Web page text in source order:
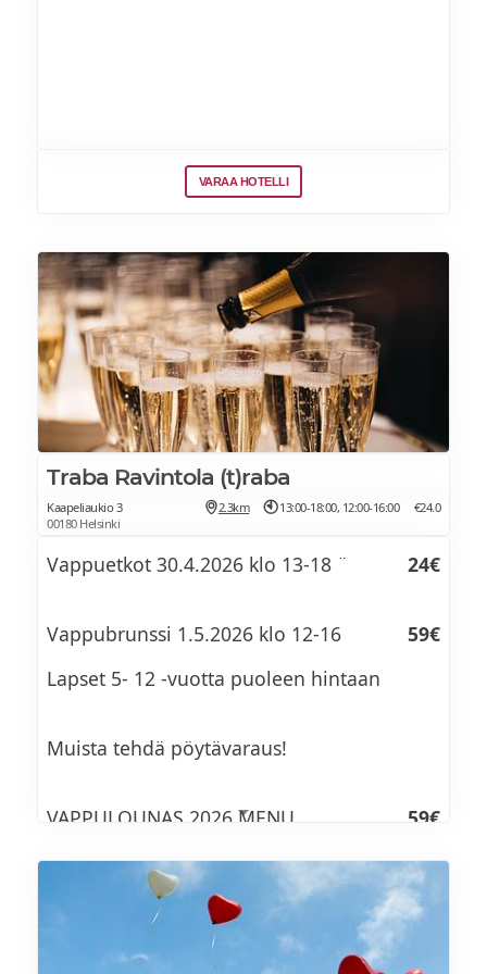
Krouvin raparperisimaa
VARAA HOTELLI
Traba Ravintola (t)raba
Kaapeliaukio 3
00180 Helsinki
2.3km 13:00-18:00, 12:00-16:00 €24.0
Vappuetkot 30.4.2026 klo 13-18 ¨ 24€
Vappubrunssi 1.5.2026 klo 12-16
59€
Lapset 5- 12 -vuotta puoleen hintaan
Muista tehdä pöytävaraus!
VAPPULOUNAS 2026 MENU 59€
Vihersalaatteja, versoja, kukkia ja